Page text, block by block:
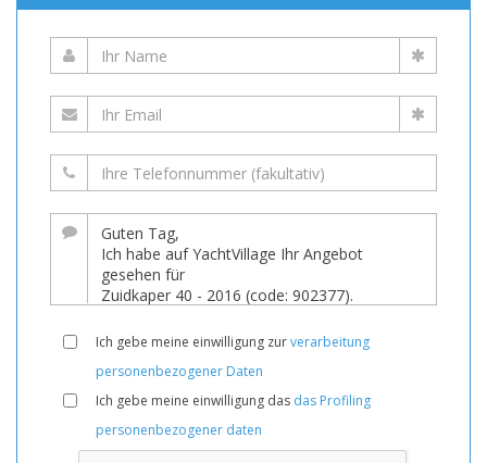
Ich gebe meine einwilligung zurverarbeitung
personenbezogener Daten
Ich gebe meine einwilligung das das Profiling
personenbezogener daten